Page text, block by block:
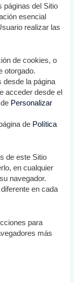
páginas del Sitio
esencial
realizar las
de cookies, o
otorgado.
desde la página
acceder desde el
Personalizar
de Política
de este Sitio
en cualquier
navegador.
en cada
para
más